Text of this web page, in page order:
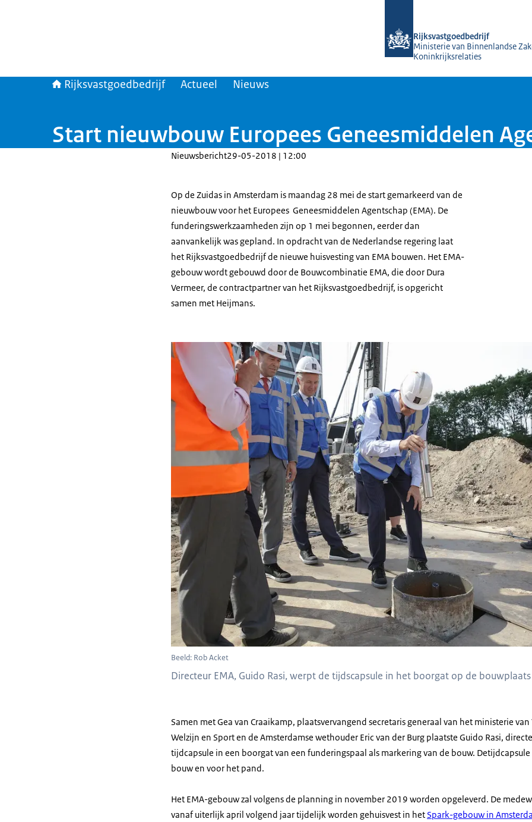
Rijksvastgoedbedrijf
Ministerie van Binnenlandse
Koninkrijksrelaties
Rijksvastgoedbedrijf Actueel Nieuws
Start nieuwbouw Europees Geneesmiddelen
Nieuwsbericht29-05-2018 | 12:00
Op de Zuidas in Amsterdam is maandag 28 mei de start gemarkeerd van de
nieuwbouw voor het Europees Geneesmiddelen Agentschap (EMA). De
funderingswerkzaamheden zijn op 1 mei begonnen, eerder dan
aanvankelijk was gepland. In opdracht van de Nederlandse regering laat
het Rijksvastgoedbedrijf de nieuwe huisvesting van EMA bouwen. Het EMA-
gebouw wordt gebouwd door de Bouwcombinatie EMA, die door Dura
Vermeer, de contractpartner van het Rijksvastgoedbedrijf, is opgericht
samen met Heijmans.
Beeld: Rob Acket
Directeur EMA, Guido Rasi, werpt de tijdscapsule in het boorgat op de bouwplaats
Samen met Gea van Craaikamp, plaatsvervangend secretaris generaal van het ministerie
Welzijn en Sport en de Amsterdamse wethouder Eric van der Burg plaatste Guido Rasi,
tijdcapsule in een boorgat van een funderingspaal als markering van de bouw.
bouw en voor het pand.
Het EMA-gebouwzal volgens de planning in november 2019 worden opgeleverd. De
vanaf uiterlijk april volgend jaar tijdelijk worden gehuisvest in het Spark-gebouw in